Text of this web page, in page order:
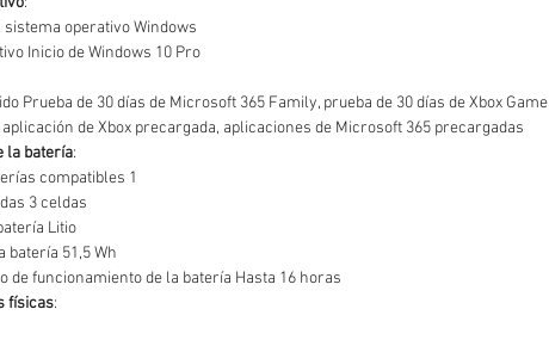
operativo Windows
Inicio de Windows 10 Pro
Prueba de 30 días de Microsoft 365 Family, prueba de 30 días de Xbox Game
de Xbox precargada, aplicaciones de Microsoft 365 precargadas
la batería:
compatibles 1
3 celdas
Litio
batería 51,5 Wh
de funcionamiento de la batería Hasta 16 horas
físicas: